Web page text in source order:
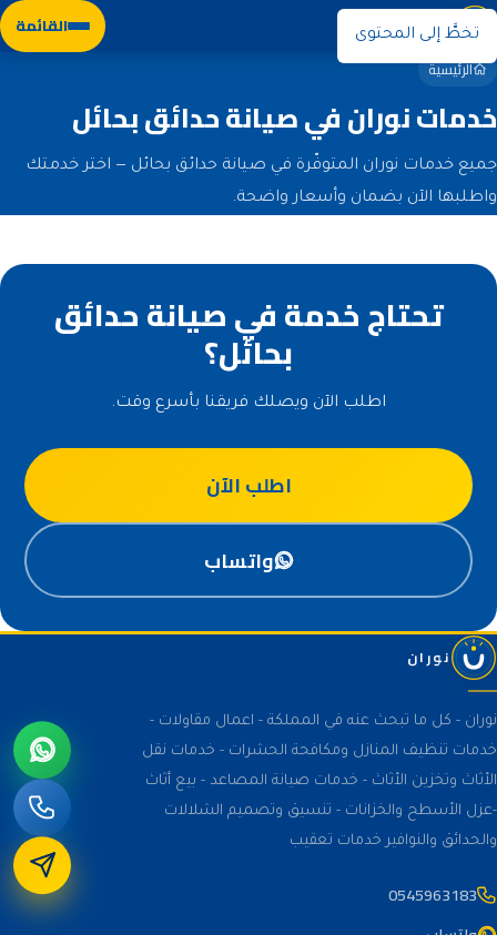
تخطَّ إلى المحتوى القائمة نوران
الرئيسية
خدمات نوران في صيانة حدائق بحائل
جميع خدمات نوران المتوفّرة في صيانة حدائق بحائل — اختر خدمتك
واطلبها الآن بضمان وأسعار واضحة.
تحتاج خدمة في صيانة حدائق
بحائل؟
اطلب الآن ويصلك فريقنا بأسرع وقت.
اطلب الآن
واتساب
نوران
نوران - كل ما تبحث عنه في المملكة - اعمال مقاولات -
خدمات تنظيف المنازل ومكافحة الحشرات - خدمات نقل
الأثاث وتخزين الأثاث - خدمات صيانة المصاعد - بيع أثاث
-عزل الأسطح والخزانات - تنسيق وتصميم الشلالات
والحدائق والنوافير خدمات تعقيب
0545963183